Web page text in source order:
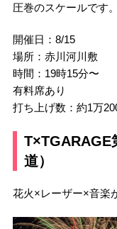
圧巻のスケールです
開催日：8/15
場所：赤川河川敷
時間：19時15分〜
有料席あり
打ち上げ数：約1万
T×TGARAGE
道）
花火×レーザー×音楽